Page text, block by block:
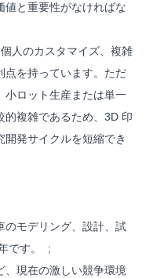
値と重要性がなければな
人のカスタマイズ、複雑
点を持っています。ただ
小ロット生産または単一
的複雑であるため、3D 印
発サイクルを短縮でき
のモデリング、設計、試
です。 ;
、現在の激しい競争環境